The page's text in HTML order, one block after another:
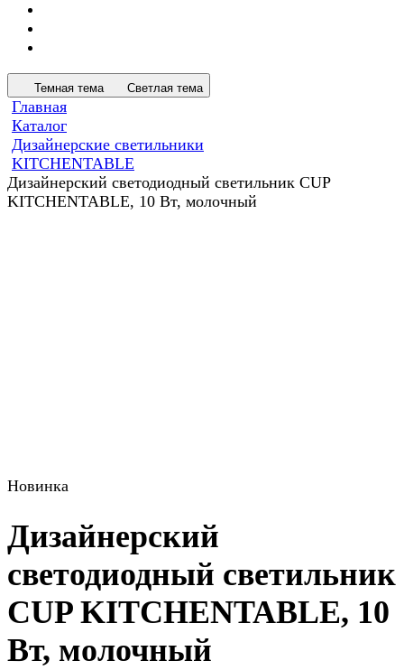
Темная тема Светлая тема
Главная
Каталог
Дизайнерские светильники
KITCHENTABLE
Дизайнерский светодиодный светильник CUP
KITCHENTABLE, 10 Вт, молочный
Новинка
Дизайнерский
светодиодный светильник
CUP KITCHENTABLE, 10
Вт, молочный